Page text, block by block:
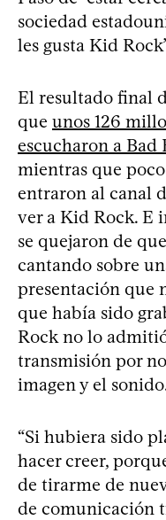
sociedad
les gusta Kid
El resultado final
que unos 126
escucharon a Bad
mientras que
entraron al canal
ver a Kid Rock. E
se quejaron de
cantando sobre
presentación que
que había sido
Rock no lo
transmisión por
imagen y el
“Si hubiera sido
hacer creer,
de tirarme de
de comunicación